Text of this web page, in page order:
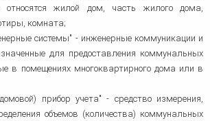
жилой дом, часть жилого дома,
комната;
системы" - инженерные коммуникации и
для предоставления коммунальных
в помещениях многоквартирного дома или в
прибор учета" - средство измерения,
объемов (количества) коммунальных